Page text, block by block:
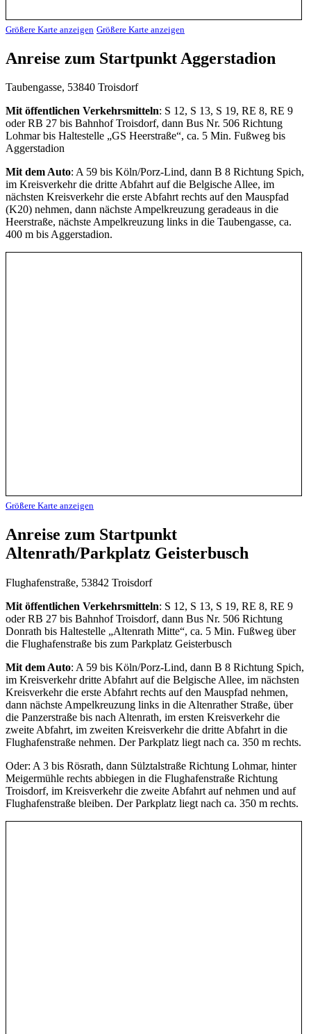
Größere Karte anzeigen Größere Karte anzeigen
Anreise zum Startpunkt Aggerstadion
Taubengasse, 53840 Troisdorf
Mit öffentlichen Verkehrsmitteln: S 12, S 13, S 19, RE 8, RE 9
oder RB 27 bis Bahnhof Troisdorf, dann Bus Nr. 506 Richtung
Lohmar bis Haltestelle „GS Heerstraße“, ca. 5 Min. Fußweg bis
Aggerstadion
Mit dem Auto: A 59 bis Köln/Porz-Lind, dann B 8 Richtung Spich,
im Kreisverkehr die dritte Abfahrt auf die Belgische Allee, im
nächsten Kreisverkehr die erste Abfahrt rechts auf den Mauspfad
(K20) nehmen, dann nächste Ampelkreuzung geradeaus in die
Heerstraße, nächste Ampelkreuzung links in die Taubengasse, ca.
400 m bis Aggerstadion.
Größere Karte anzeigen
Anreise zum Startpunkt
Altenrath/Parkplatz Geisterbusch
Flughafenstraße, 53842 Troisdorf
Mit öffentlichen Verkehrsmitteln: S 12, S 13, S 19, RE 8, RE 9
oder RB 27 bis Bahnhof Troisdorf, dann Bus Nr. 506 Richtung
Donrath bis Haltestelle „Altenrath Mitte“, ca. 5 Min. Fußweg über
die Flughafenstraße bis zum Parkplatz Geisterbusch
Mit dem Auto: A 59 bis Köln/Porz-Lind, dann B 8 Richtung Spich,
im Kreisverkehr dritte Abfahrt auf die Belgische Allee, im nächsten
Kreisverkehr die erste Abfahrt rechts auf den Mauspfad nehmen,
dann nächste Ampelkreuzung links in die Altenrather Straße, über
die Panzerstraße bis nach Altenrath, im ersten Kreisverkehr die
zweite Abfahrt, im zweiten Kreisverkehr die dritte Abfahrt in die
Flughafenstraße nehmen. Der Parkplatz liegt nach ca. 350 m rechts.
Oder: A 3 bis Rösrath, dann Sülztalstraße Richtung Lohmar, hinter
Meigermühle rechts abbiegen in die Flughafenstraße Richtung
Troisdorf, im Kreisverkehr die zweite Abfahrt auf nehmen und auf
Flughafenstraße bleiben. Der Parkplatz liegt nach ca. 350 m rechts.